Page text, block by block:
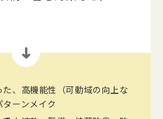
、高機能性（可動域の向上な
ーンメイク